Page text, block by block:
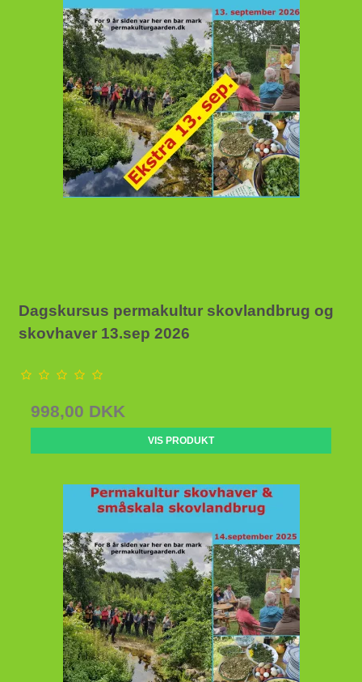
Dagskursus permakultur skovlandbrug og
skovhaver 13.sep 2026
998,00 DKK
VIS PRODUKT